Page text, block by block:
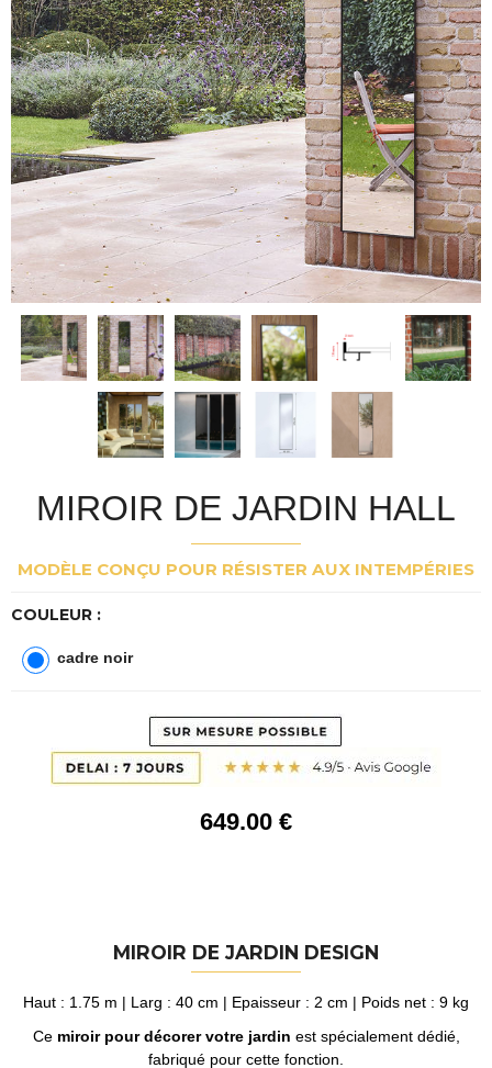
MIROIR DE JARDIN HALL
MODÈLE CONÇU POUR RÉSISTER AUX INTEMPÉRIES
COULEUR :
cadre noir
649.00 €
MIROIR DE JARDIN DESIGN
Haut : 1.75 m | Larg : 40 cm | Epaisseur : 2 cm | Poids net : 9 kg
Ce miroir pour décorer votre jardin est spécialement dédié,
fabriqué pour cette fonction.